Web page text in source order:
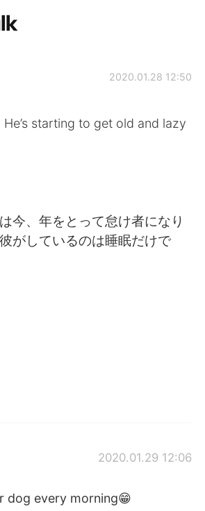
linguistico
Español
2020.01.28 12:50
starting to get old and lazy
今、年をとって怠け者になり
がしているのは睡眠だけで
2020.01.29 12:06
dog every morning😁